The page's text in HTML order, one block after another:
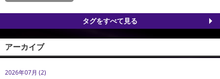
タグをすべて見る
アーカイブ
2026年07月 (2)